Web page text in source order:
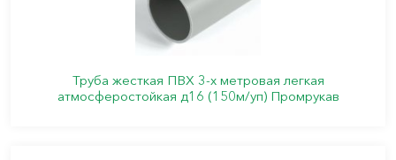
Труба жесткая ПВХ 3-х метровая легкая
атмосферостойкая д16 (150м/уп) Промрукав